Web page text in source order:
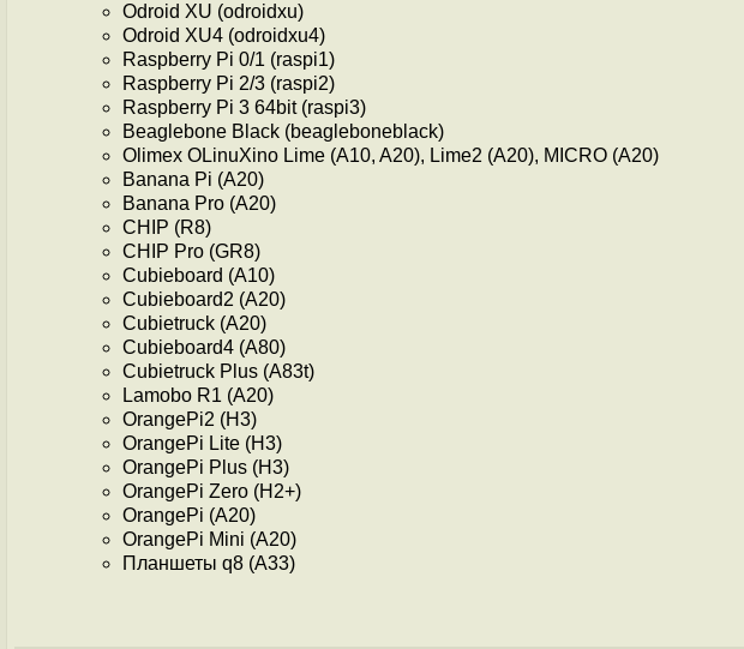
Odroid XU (odroidxu)
Odroid XU4 (odroidxu4)
Raspberry Pi 0/1 (raspi1)
Raspberry Pi 2/3 (raspi2)
Raspberry Pi 3 64bit (raspi3)
Beaglebone Black (beagleboneblack)
Olimex OLinuXino Lime (A10, A20), Lime2 (A20), MICRO (A20)
Banana Pi (A20)
Banana Pro (A20)
CHIP (R8)
CHIP Pro (GR8)
Cubieboard (A10)
Cubieboard2 (A20)
Cubietruck (A20)
Cubieboard4 (A80)
Cubietruck Plus (A83t)
Lamobo R1 (A20)
OrangePi2 (H3)
OrangePi Lite (H3)
OrangePi Plus (H3)
OrangePi Zero (H2+)
OrangePi (A20)
OrangePi Mini (A20)
Планшеты q8 (A33)